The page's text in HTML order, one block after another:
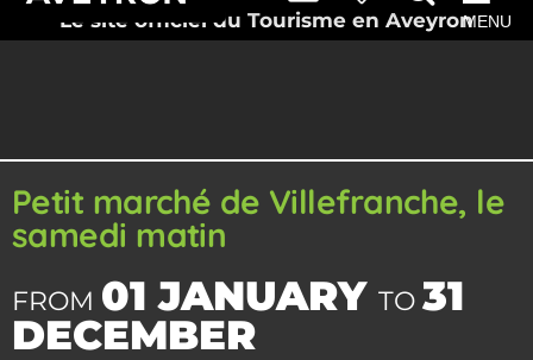
Le site officiel du Tourisme en AveyronMENU
Petit marché de Villefranche, le
samedi matin
FROM 01 JANUARY TO 31
DECEMBER